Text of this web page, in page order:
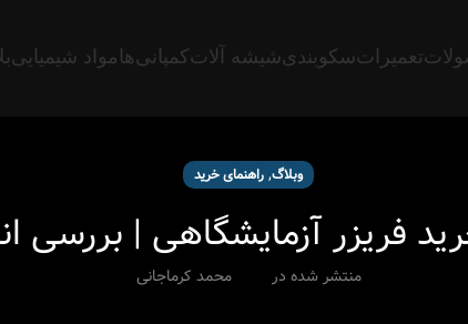
تعمیراتسکوبندیشیشه آلاتکمپانی‌ها مواد شیمیایی
وبلاگ, راهنمای خرید
فریزر آزمایشگاهی | بررسی
منتشر شده در محمد کرماجانی